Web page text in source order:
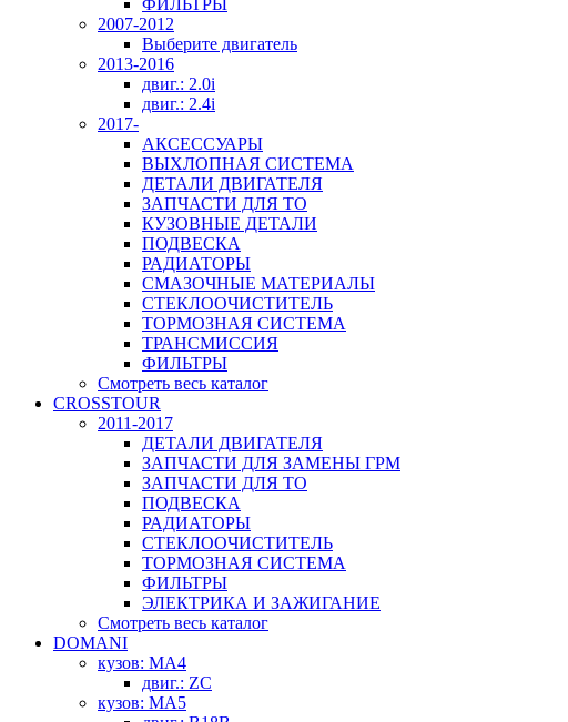
ФИЛЬТРЫ
2007-2012
Выберите двигатель
2013-2016
двиг.: 2.0i
двиг.: 2.4i
2017-
АКСЕССУАРЫ
ВЫХЛОПНАЯ СИСТЕМА
ДЕТАЛИ ДВИГАТЕЛЯ
ЗАПЧАСТИ ДЛЯ ТО
КУЗОВНЫЕ ДЕТАЛИ
ПОДВЕСКА
РАДИАТОРЫ
СМАЗОЧНЫЕ МАТЕРИАЛЫ
СТЕКЛООЧИСТИТЕЛЬ
ТОРМОЗНАЯ СИСТЕМА
ТРАНСМИССИЯ
ФИЛЬТРЫ
Смотреть весь каталог
CROSSTOUR
2011-2017
ДЕТАЛИ ДВИГАТЕЛЯ
ЗАПЧАСТИ ДЛЯ ЗАМЕНЫ ГРМ
ЗАПЧАСТИ ДЛЯ ТО
ПОДВЕСКА
РАДИАТОРЫ
СТЕКЛООЧИСТИТЕЛЬ
ТОРМОЗНАЯ СИСТЕМА
ФИЛЬТРЫ
ЭЛЕКТРИКА И ЗАЖИГАНИЕ
Смотреть весь каталог
DOMANI
кузов: MA4
двиг.: ZC
кузов: MA5